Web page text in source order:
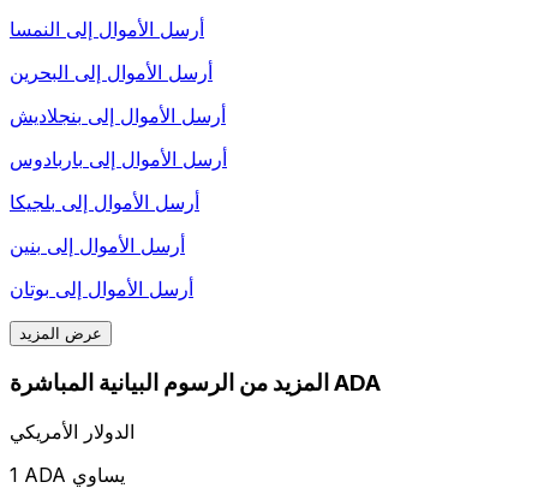
أرسل الأموال إلى النمسا
أرسل الأموال إلى البحرين
أرسل الأموال إلى بنجلاديش
أرسل الأموال إلى باربادوس
أرسل الأموال إلى بلجيكا
أرسل الأموال إلى بنين
أرسل الأموال إلى بوتان
عرض المزيد
المزيد من الرسوم البيانية المباشرة ADA
الدولار الأمريكي
1 ADA يساوي